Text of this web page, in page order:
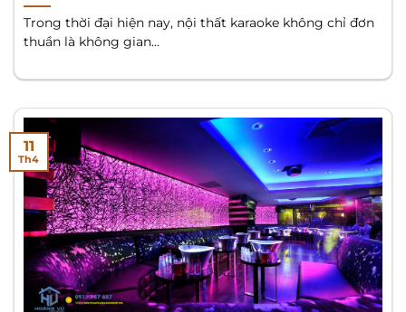
Trong thời đại hiện nay, nội thất karaoke không chỉ đơn
thuần là không gian...
11
Th4